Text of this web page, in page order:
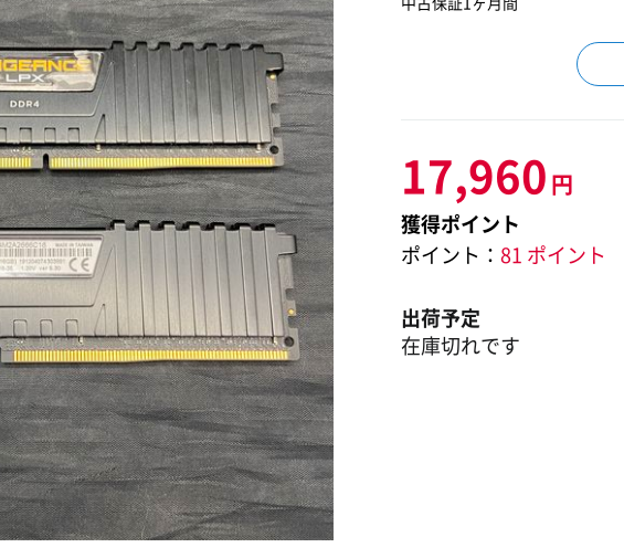
17,960 円
獲得ポイント
ポイント： 81 ポイント
出荷予定
在庫切れです